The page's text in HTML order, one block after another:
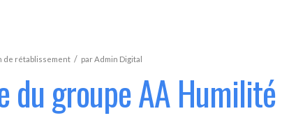
de rétablissement / parAdmin Digital
du groupe AA Humilité